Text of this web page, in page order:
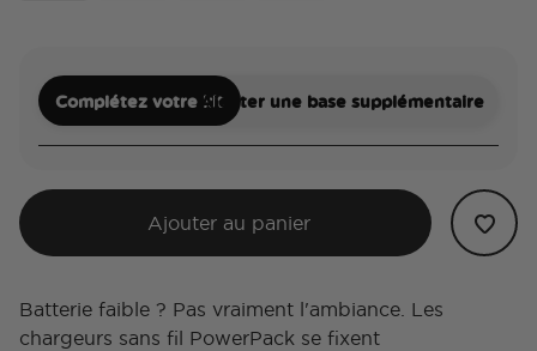
Complétez votre kitAjouter une base supplémentaire
Ajouter au panier
Batterie faible ? Pas vraiment l'ambiance. Les
chargeurs sans fil PowerPack se fixent